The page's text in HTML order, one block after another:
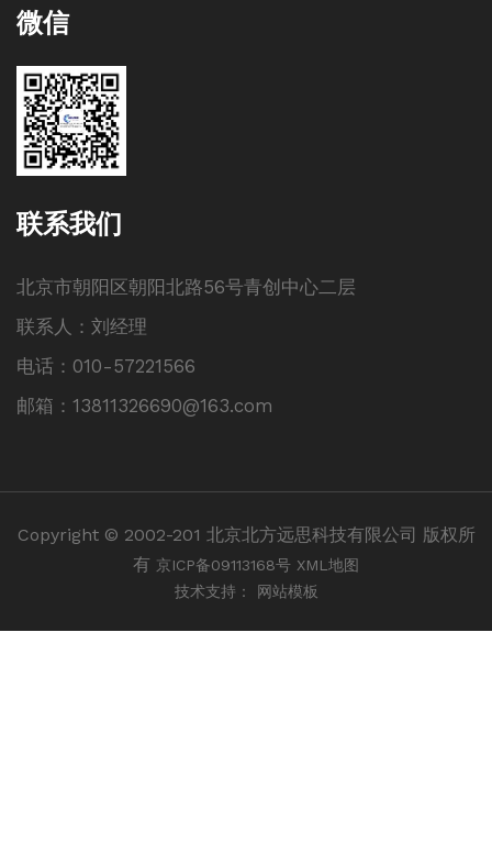
微信
联系我们
北京市朝阳区朝阳北路56号青创中心二层
联系人：刘经理
电话：010-57221566
邮箱：13811326690@163.com
Copyright © 2002-201 北京北方远思科技有限公司 版权所
有 京ICP备09113168号 XML地图
技术支持：
网站模板